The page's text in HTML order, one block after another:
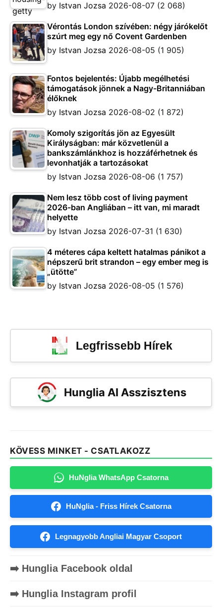
by Istvan Jozsa 2026-08-07 (2 068)
Vérontás London szívében: négy járókelőt
szúrt meg egy nő Covent Gardenben
by Istvan Jozsa 2026-08-05 (1 905)
Fontos bejelentés: Újabb megélhetési
támogatások jönnek a Nagy-Britanniában
élőknek
by Istvan Jozsa 2026-08-02 (1 872)
Komoly szigorítás jön az Egyesült
Királyságban: már közvetlenül a
bankszámlánkhoz is hozzáférhetnek és
levonhatják a tartozásokat
by Istvan Jozsa 2026-08-06 (1 757)
Nem lesz több cost of living payment
2026-ban Angliában – itt van, mi maradt
helyette
by Istvan Jozsa 2026-07-31 (1 630)
4 méteres cápa keltett hatalmas pánikot a
népszerű brit strandon – egy ember meg is
„ütötte”
by Istvan Jozsa 2026-08-05 (1 576)
Legfrissebb Hírek
Hunglia AI Asszisztens
KÖVESS MINKET - CSATLAKOZZ
HuNglia WhatsApp Csatorna
HuNglia - Friss Hírek Csatorna
Legnagyobb Angliai Magyar Csoport
➡️ Hunglia Facebook oldal
➡️ Hunglia Instagram profil